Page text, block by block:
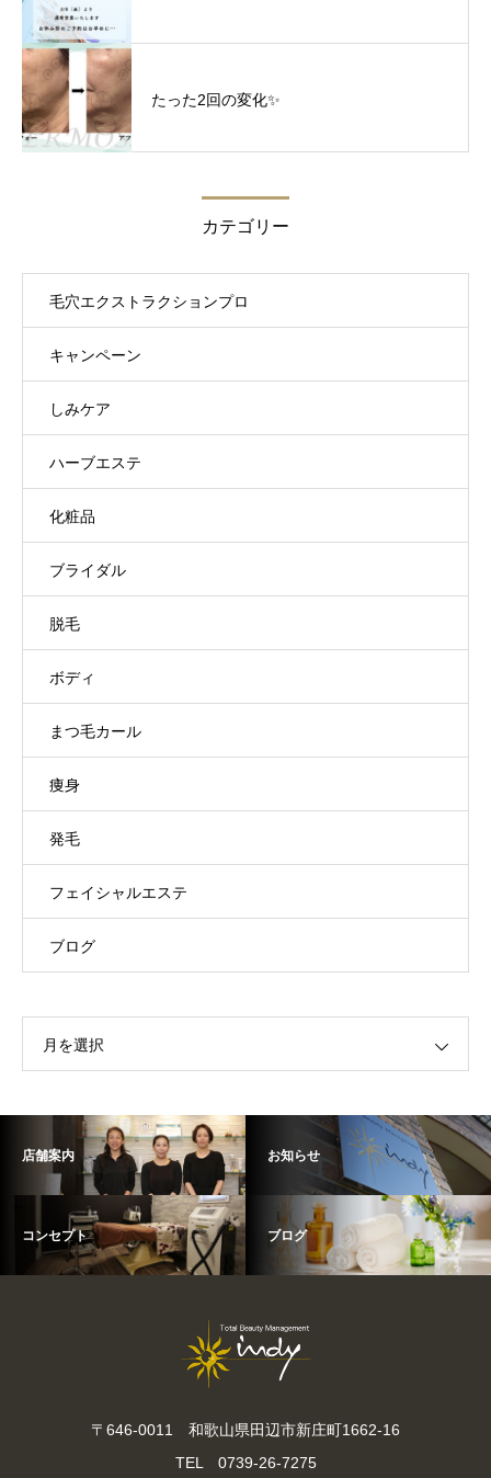
たった2回の変化✨
カテゴリー
毛穴エクストラクションプロ
キャンペーン
しみケア
ハーブエステ
化粧品
ブライダル
脱毛
ボディ
まつ毛カール
痩身
発毛
フェイシャルエステ
ブログ
月を選択
店舗案内 お知らせ
コンセプト ブログ
〒646-0011 和歌山県田辺市新庄町1662-16
TEL 0739-26-7275